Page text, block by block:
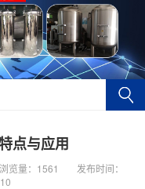
点与应用
浏览量：1561
发布时间：